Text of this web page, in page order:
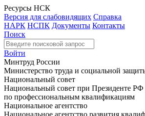
Ресурсы НСК
Версия для слабовидящих Справка
НАРК НСПК Документы Контакты
Поиск
Войти
Минтруд России
Министерство труда и социальной
Национальный совет
Национальный совет при Президенте РФ
по профессиональным квалификациям
Национальное агентство
Национальное агентство развития